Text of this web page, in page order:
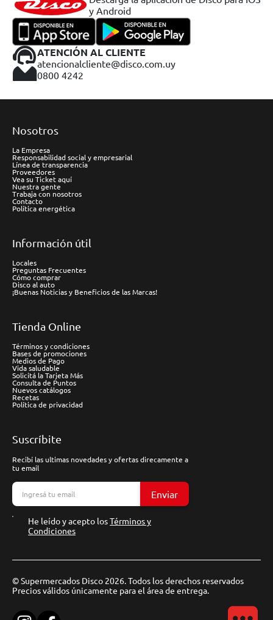
y Android
ATENCIÓN AL CLIENTE
atencionalcliente@disco.com.uy
0800 4242
Nosotros
La Empresa
Responsabilidad social y empresarial
Línea de transparencia
Proveedores
Vea su Ticket aquí
Nuestra gente
Trabaja con nosotros
Contacto
Política energética
Información útil
Locales
Preguntas Frecuentes
Cómo comprar
Disco al auto
¡Buenas Noticias y Beneficios de las Marcas!
Tienda Online
Términos y condiciones
Bases de promociones
Medios de Pago
Vida saludable
Solicitá la Tarjeta Más
Consulta de Puntos
Nuevos catálogos
Recetas
Política de privacidad
Suscríbite
Recibí las ultimas novedades y ofertas direcamente a
tu email
Enviar
He leído y acepto losTérminos y
Condiciones
© Supermercados Disco 2026. Todos los derechos reservados
Precios válidos únicamente para el área de entrega.